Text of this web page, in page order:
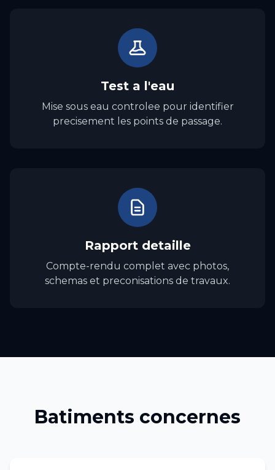
Test a l'eau
Mise sous eau controlee pour identifier
precisement les points de passage.
Rapport detaille
Compte-rendu complet avec photos,
schemas et preconisations de travaux.
Batiments concernes